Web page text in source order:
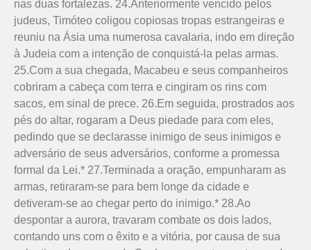
nas duas fortalezas. 24.Anteriormente vencido pelos
judeus, Timóteo coligou copiosas tropas estrangeiras e
reuniu na Ásia uma numerosa cavalaria, indo em direção
à Judeia com a intenção de conquistá-la pelas armas.
25.Com a sua chegada, Macabeu e seus companheiros
cobriram a cabeça com terra e cingiram os rins com
sacos, em sinal de prece. 26.Em seguida, prostrados aos
pés do altar, rogaram a Deus piedade para com eles,
pedindo que se declarasse inimigo de seus inimigos e
adversário de seus adversários, conforme a promessa
formal da Lei.* 27.Terminada a oração, empunharam as
armas, retiraram-se para bem longe da cidade e
detiveram-se ao chegar perto do inimigo.* 28.Ao
despontar a aurora, travaram combate os dois lados,
contando uns com o êxito e a vitória, por causa de sua